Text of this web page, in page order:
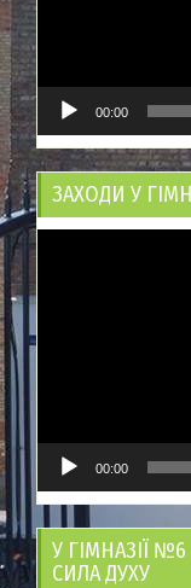
00:00
ЗАХОДИ У
00:00
У ГІМНАЗІЇ
СИЛА ДУХУ